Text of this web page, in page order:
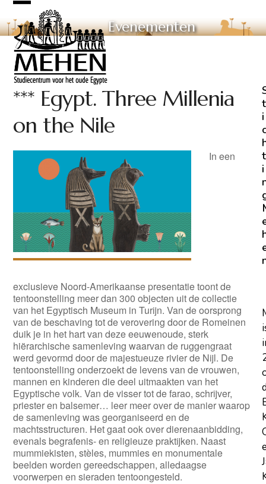
Skip
to
content
Open
mobile
menu
Close
mobile
menu
Evenementen
*** Egypt. Three Millenia
on the Nile
In een
exclusieve Noord-Amerikaanse presentatie toont de
tentoonstelling meer dan 300 objecten uit de collectie
van het Egyptisch Museum in Turijn. Van de oorsprong
van de beschaving tot de verovering door de Romeinen
duik je in het hart van deze eeuwenoude, sterk
hiërarchische samenleving waarvan de ruggengraat
werd gevormd door de majestueuze rivier de Nijl. De
tentoonstelling onderzoekt de levens van de vrouwen,
mannen en kinderen die deel uitmaakten van het
Egyptische volk. Van de visser tot de farao, schrijver,
priester en balsemer… leer meer over de manier waarop
de samenleving was georganiseerd en de
machtsstructuren. Het gaat ook over dierenaanbidding,
evenals begrafenis- en religieuze praktijken. Naast
mummiekisten, stèles, mummies en monumentale
beelden worden gereedschappen, alledaagse
voorwerpen en sieraden tentoongesteld.
t
i
t
i